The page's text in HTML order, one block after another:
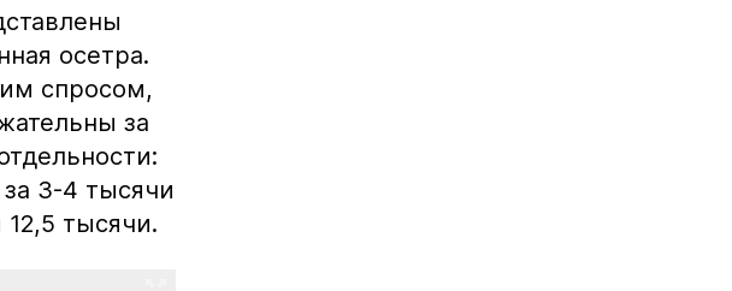
осетра.
спросом,
за
3-4 тысячи
тысячи.